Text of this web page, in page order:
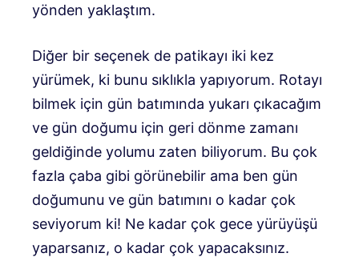
yönden yaklaştım.
Diğer bir seçenek de patikayı iki kez
yürümek, ki bunu sıklıkla yapıyorum. Rotayı
bilmek için gün batımında yukarı çıkacağım
ve gün doğumu için geri dönme zamanı
geldiğinde yolumu zaten biliyorum. Bu çok
fazla çaba gibi görünebilir ama ben gün
doğumunu ve gün batımını o kadar çok
seviyorum ki! Ne kadar çok gece yürüyüşü
yaparsanız, o kadar çok yapacaksınız.